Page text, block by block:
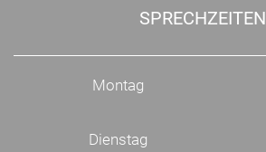
SPRECHZEITEN
Montag
Dienstag